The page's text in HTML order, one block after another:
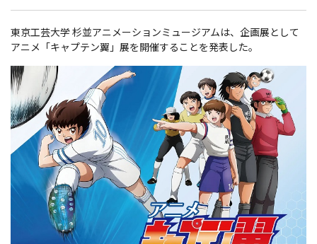
東京工芸大学 杉並アニメーションミュージアムは、企画展として
アニメ「キャプテン翼」展を開催することを発表した。